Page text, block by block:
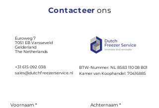
Contacteer ons
Euroweg 7
7051 EB Varsseveld
Gelderland
The Netherlands
+31 615 092 038
sales@dutchfreezerservice.nl
BTW-Nummer: NL 8583 110 08 B01
Kamer van Koophandel: 70416885
Voornaam Achternaam